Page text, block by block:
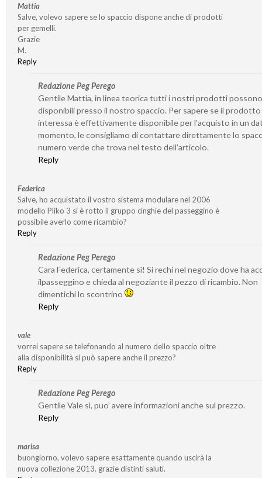
Mattia
Salve, volevo sapere se lo spaccio dispone anche di prodotti
per gemelli.
Grazie
M.
Reply
Redazione Peg Perego
Gentile Mattia, in linea teorica tutti i nostri prodotti
disponibili presso il nostro spaccio. Per sapere se il prodotto
interessa è effettivamente disponibile per l’acquisto in un
momento, le consigliamo di contattare direttamente lo
numero verde che trova nel testo dell’articolo.
Reply
Federica
Salve, ho acquistato il vostro sistema modulare nel 2006
modello Pliko 3 si è rotto il gruppo cinghie del passeggino è
possibile averlo come ricambio?
Reply
Redazione Peg Perego
Cara Federica, certamente sì! Si rechi nel negozio dove ha
ilpasseggino e chieda al negoziante il pezzo di ricambio. Non
dimentichi lo scontrino
Reply
vale
vorrei sapere se telefonando al numero dello spaccio oltre
alla disponibilità si può sapere anche il prezzo?
Reply
Redazione Peg Perego
Gentile Vale sì, puo’ avere informazioni anche sul prezzo.
Reply
marisa
buongiorno, volevo sapere esattamente quando uscirà la
nuova collezione 2013. grazie distinti saluti.